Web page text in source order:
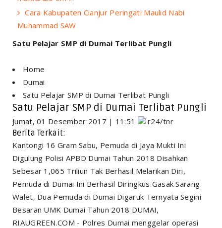
Cara Kabupaten Cianjur Peringati Maulid Nabi
Muhammad SAW
Satu Pelajar SMP di Dumai Terlibat Pungli
Home
Dumai
Satu Pelajar SMP di Dumai Terlibat Pungli
Satu Pelajar SMP di Dumai Terlibat Pungli
Jumat, 01 Desember 2017 | 11:51
r24/tnr
Berita Terkait:
Kantongi 16 Gram Sabu, Pemuda di Jaya Mukti Ini
Digulung Polisi APBD Dumai Tahun 2018 Disahkan
Sebesar 1,065 Triliun Tak Berhasil Melarikan Diri,
Pemuda di Dumai Ini Berhasil Diringkus Gasak Sarang
Walet, Dua Pemuda di Dumai Digaruk Ternyata Segini
Besaran UMK Dumai Tahun 2018 DUMAI,
RIAUGREEN.COM - Polres Dumai menggelar operasi